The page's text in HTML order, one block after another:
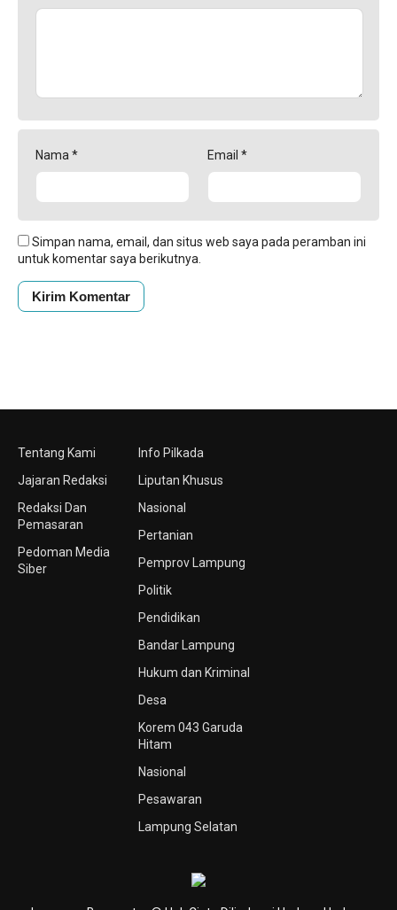
Nama * Email *
Simpan nama, email, dan situs web saya pada peramban ini
untuk komentar saya berikutnya.
Tentang Kami
Jajaran Redaksi
Redaksi Dan
Pemasaran
Pedoman Media
Siber
Info Pilkada
Liputan Khusus
Nasional
Pertanian
Pemprov Lampung
Politik
Pendidikan
Bandar Lampung
Hukum dan Kriminal
Desa
Korem 043 Garuda
Hitam
Nasional
Pesawaran
Lampung Selatan